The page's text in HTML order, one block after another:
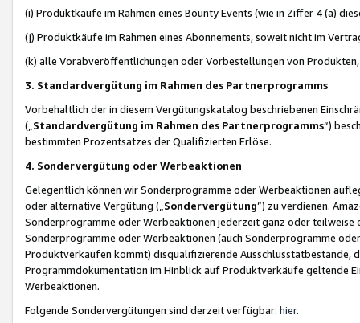
(i) Produktkäufe im Rahmen eines Bounty Events (wie in Ziffer 4 (a)
(j) Produktkäufe im Rahmen eines Abonnements, soweit nicht im
(k) alle Vorabveröffentlichungen oder Vorbestellungen von
3. Standardvergütung im Rahmen des Partnerprogramms
Vorbehaltlich der in diesem Vergütungskatalog beschriebenen
(„ Standardvergütung im Rahmen des Partnerprogramms“)
bestimmten Prozentsatzes der Qualifizierten Erlöse.
4. Sondervergütung oder Werbeaktionen
Gelegentlich können wir Sonderprogramme oder Werbeaktionen
oder alternative Vergütung („ Sondervergütung”) zu verdienen.
Sonderprogramme oder Werbeaktionen jederzeit ganz oder
Sonderprogramme oder Werbeaktionen (auch Sonderprogramme
Produktverkäufen kommt) disqualifizierende Ausschlusstatbestände,
Programmdokumentation im Hinblick auf Produktverkäufe geltende
Werbeaktionen.
Folgende Sondervergütungen sind derzeit verfügbar: hier.